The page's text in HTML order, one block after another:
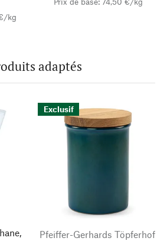
kg
adaptés
Exclusif
Pfeiffer-Gerhards Töpferhof